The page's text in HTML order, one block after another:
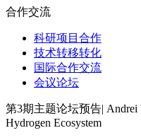
合作交流
科研项目合作
技术转移转化
国际合作交流
会议论坛
第3期主题论坛预告| Andrei
Hydrogen Ecosystem